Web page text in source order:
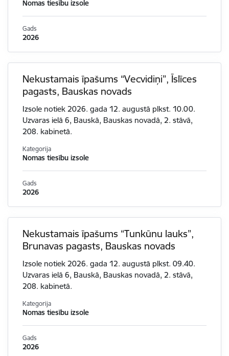
Nomas tiesību izsole
Gads
2026
Nekustamais īpašums “Vecvidiņi”, Īslīces
pagasts, Bauskas novads
Izsole notiek 2026. gada 12. augustā plkst. 10.00.
Uzvaras ielā 6, Bauskā, Bauskas novadā, 2. stāvā,
208. kabinetā.
Kategorija
Nomas tiesību izsole
Gads
2026
Nekustamais īpašums “Tunkūnu lauks”,
Brunavas pagasts, Bauskas novads
Izsole notiek 2026. gada 12. augustā plkst. 09.40.
Uzvaras ielā 6, Bauskā, Bauskas novadā, 2. stāvā,
208. kabinetā.
Kategorija
Nomas tiesību izsole
Gads
2026